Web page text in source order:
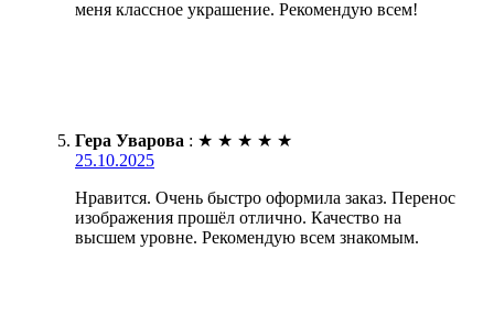
меня классное украшение. Рекомендую всем!
Гера Уварова : ★ ★ ★ ★ ★
25.10.2025
Нравится. Очень быстро оформила заказ. Перенос
изображения прошёл отлично. Качество на
высшем уровне. Рекомендую всем знакомым.